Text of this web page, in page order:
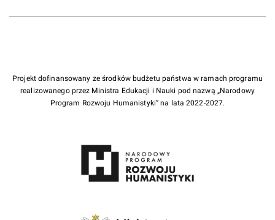
Projekt dofinansowany ze środków budżetu państwa w ramach programu
realizowanego przez Ministra Edukacji i Nauki pod nazwą „Narodowy
Program Rozwoju Humanistyki” na lata 2022-2027.